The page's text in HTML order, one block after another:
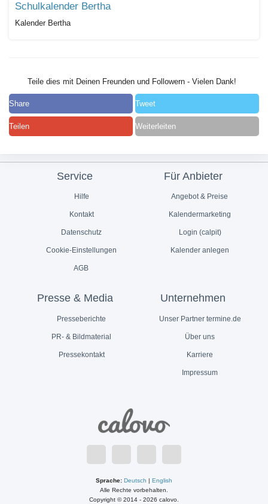
Schulkalender Bertha
Kalender Bertha
Teile dies mit Deinen Freunden und Followern - Vielen Dank!
Share Tweet
Teilen Weiterleiten
Service
Hilfe
Kontakt
Datenschutz
Cookie-Einstellungen
AGB
Für Anbieter
Angebot & Preise
Kalendermarketing
Login (calpit)
Kalender anlegen
Presse & Media
Presseberichte
PR- & Bildmaterial
Pressekontakt
Unternehmen
Unser Partner termine.de
Über uns
Karriere
Impressum
Sprache: Deutsch | English
Alle Rechte vorbehalten.
Copyright © 2014 - 2026 calovo.